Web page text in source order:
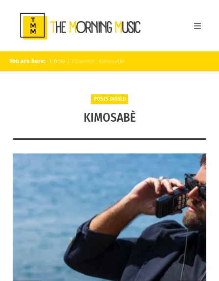
You are here: Home / Étiquette : Kimosabè
POSTS TAGGED
KIMOSABÈ